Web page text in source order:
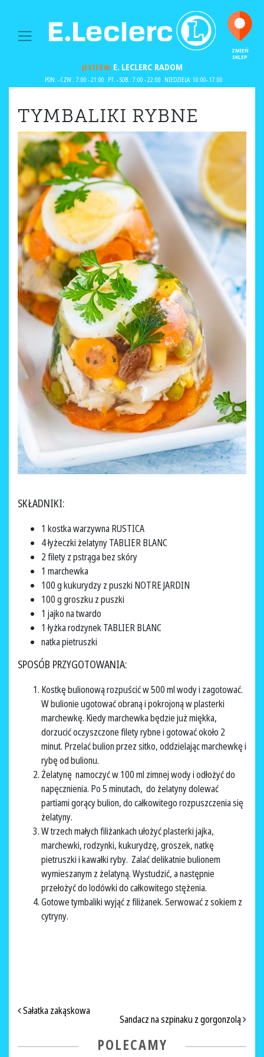
MAIN NAVIGATION
ZMIEŃ
SKLEP
JESTEŚ W:E. LECLERC RADOM
PON. - CZW.: 7:00 - 21:00 PT. - SOB.: 7:00 - 22:00 NIEDZIELA: 10:00- 17:00
TYMBALIKI RYBNE
SKŁADNIKI:
1 kostka warzywna RUSTICA
4 łyżeczki żelatyny TABLIER BLANC
2 filety z pstrąga bez skóry
1 marchewka
100 g kukurydzy z puszki NOTRE JARDIN
100 g groszku z puszki
1 jajko na twardo
1 łyżka rodzynek TABLIER BLANC
natka pietruszki
SPOSÓB PRZYGOTOWANIA:
Kostkę bulionową rozpuścić w 500 ml wody i zagotować.
W bulionie ugotować obraną i pokrojoną w plasterki
marchewkę. Kiedy marchewka będzie już miękka,
dorzucić oczyszczone filety rybne i gotować około 2
minut. Przelać bulion przez sitko, oddzielając marchewkę i
rybę od bulionu.
Żelatynę namoczyć w 100 ml zimnej wody i odłożyć do
napęcznienia. Po 5 minutach, do żelatyny dolewać
partiami gorący bulion, do całkowitego rozpuszczenia się
żelatyny.
W trzech małych filiżankach ułożyć plasterki jajka,
marchewki, rodzynki, kukurydzę, groszek, natkę
pietruszki i kawałki ryby. Zalać delikatnie bulionem
wymieszanym z żelatyną. Wystudzić, a następnie
przełożyć do lodówki do całkowitego stężenia.
Gotowe tymbaliki wyjąć z filiżanek. Serwować z sokiem z
cytryny.
NAWIGACJA PO ARTYKUŁACH
Sałatka zakąskowa
Sandacz na szpinaku z gorgonzolą
POLECAMY